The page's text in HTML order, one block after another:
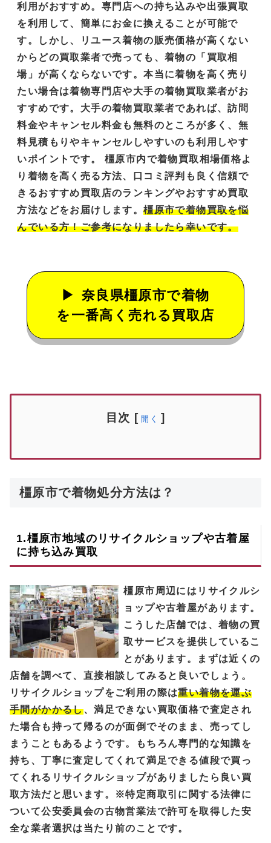
利用がおすすめ。専門店への持ち込みや出張買取
を利用して、簡単にお金に換えることが可能で
す。しかし、リユース着物の販売価格が高くない
からどの買取業者で売っても、着物の「買取相
場」が高くならないです。本当に着物を高く売り
たい場合は着物専門店や大手の着物買取業者がお
すすめです。大手の着物買取業者であれば、訪問
料金やキャンセル料金も無料のところが多く、 無
料見積もりやキャンセルしやすいのも利用しやす
いポイントです。 橿原市内で着物買取相場価格よ
り着物を高く売る方法、口コミ評判も良く信頼で
きるおすすめ買取店のランキングやおすすめ買取
方法などをお届けします。橿原市で着物買取を悩
んでいる方！ご参考になりましたら幸いです。
奈良県橿原市で着物
を一番高く売れる買取店
目次 [ 開く ]
橿原市で着物処分方法は？
1.橿原市地域のリサイクルショップや古着屋
に持ち込み買取
橿原市周辺にはリサイクルシ
ョップや古着屋があります。
こうした店舗では、着物の買
取サービスを提供しているこ
とがあります。まずは近くの
店舗を調べて、直接相談してみると良いでしょう。
リサイクルショップをご利用の際は重い着物を運ぶ
手間がかかるし、満足できない買取価格で査定され
た場合も持って帰るのが面倒でそのまま、売ってし
まうこともあるようです。もちろん専門的な知識を
持ち、丁寧に査定してくれて満足できる値段で買っ
てくれるリサイクルショップがありましたら良い買
取方法だと思います。※特定商取引に関する法律に
ついて公安委員会の古物営業法で許可を取得した安
全な業者選択は当たり前のことです。